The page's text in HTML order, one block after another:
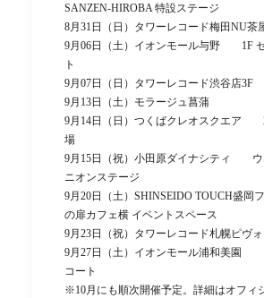
SANZEN-HIROBA 特設ステージ
8月31日（日）タワーレコード梅田NU茶
9月06日（土）イオンモール与野 1F
ト
9月07日（日）タワーレコード渋谷店3F
9月13日（土）モラージュ菖蒲
9月14日（日）つくばクレオスクエア
場
9月15日（祝）小田原ダイナシティ ウ
ニオンステージ
9月20日（土）SHINSEIDO TOUCH盛
の扉カフェ横 イベントスペース
9月23日（祝）タワーレコード札幌ピヴォ
9月27日（土）イオンモール浦和美園
コート
※10月にも順次開催予定。詳細はオフィ